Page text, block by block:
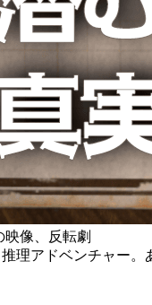
像、反転劇
理アドベンチャー